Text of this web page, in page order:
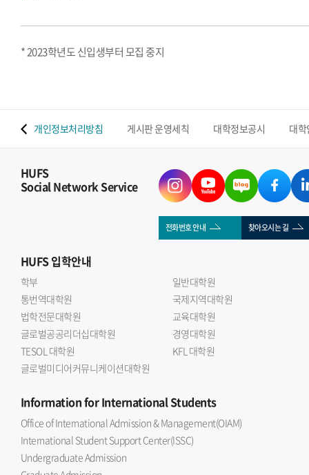
* 2023학년도 신입생부터 모집 중지
개인정보처리방침 게시판 운영세칙 대학정보공시 대
HUFS
Social Network Service
전화번호 안내 찾아오시는 길
HUFS입학안내
학부
일반대학원
통번역대학원
국제지역대학원
법학전문대학원
교육대학원
글로벌공공리더십대학원
경영대학원
TESOL 대학원
KFL 대학원
글로벌미디어커뮤니케이션대학원
Informationfor International Students
Office of International Admission & Management(OIAM)
International Student Support Center(ISSC)
Undergraduate Admission